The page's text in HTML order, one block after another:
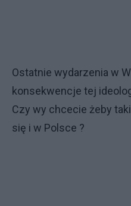
Ostatnie wydarzenia w
konsekwencje tej
Czy wy chcecie żeby
się i w Polsce ?